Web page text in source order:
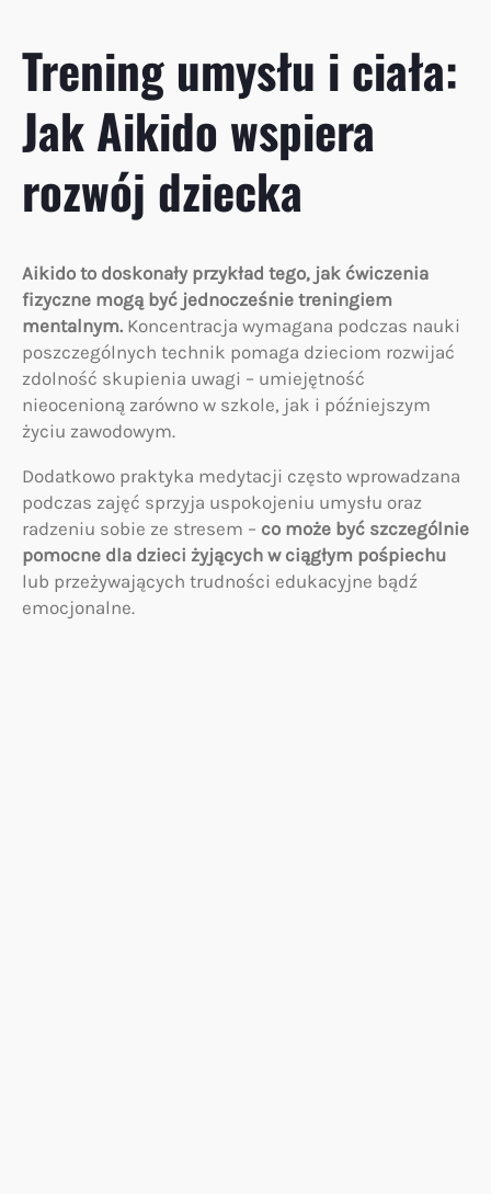
Trening umysłu i ciała:
Jak Aikido wspiera
rozwój dziecka
Aikido to doskonały przykład tego, jak ćwiczenia
fizyczne mogą być jednocześnie treningiem
mentalnym. Koncentracja wymagana podczas nauki
poszczególnych technik pomaga dzieciom rozwijać
zdolność skupienia uwagi – umiejętność
nieocenioną zarówno w szkole, jak i późniejszym
życiu zawodowym.
Dodatkowo praktyka medytacji często wprowadzana
podczas zajęć sprzyja uspokojeniu umysłu oraz
radzeniu sobie ze stresem – co może być szczególnie
pomocne dla dzieci żyjących w ciągłym pośpiechu
lub przeżywających trudności edukacyjne bądź
emocjonalne.